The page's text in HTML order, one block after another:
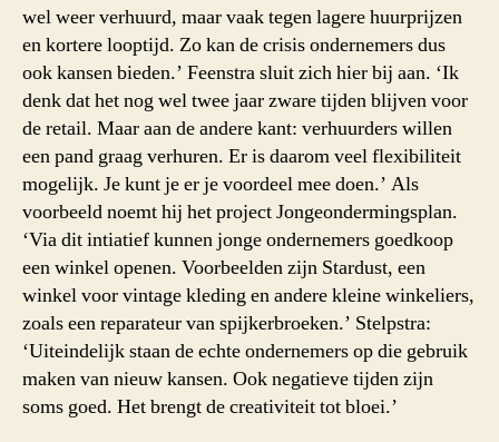
wel weer verhuurd, maar vaak tegen lagere huurprijzen
en kortere looptijd. Zo kan de crisis ondernemers dus
ook kansen bieden.’ Feenstra sluit zich hier bij aan. ‘Ik
denk dat het nog wel twee jaar zware tijden blijven voor
de retail. Maar aan de andere kant: verhuurders willen
een pand graag verhuren. Er is daarom veel flexibiliteit
mogelijk. Je kunt je er je voordeel mee doen.’ Als
voorbeeld noemt hij het project Jongeondermingsplan.
‘Via dit intiatief kunnen jonge ondernemers goedkoop
een winkel openen. Voorbeelden zijn Stardust, een
winkel voor vintage kleding en andere kleine winkeliers,
zoals een reparateur van spijkerbroeken.’ Stelpstra:
‘Uiteindelijk staan de echte ondernemers op die gebruik
maken van nieuw kansen. Ook negatieve tijden zijn
soms goed. Het brengt de creativiteit tot bloei.’